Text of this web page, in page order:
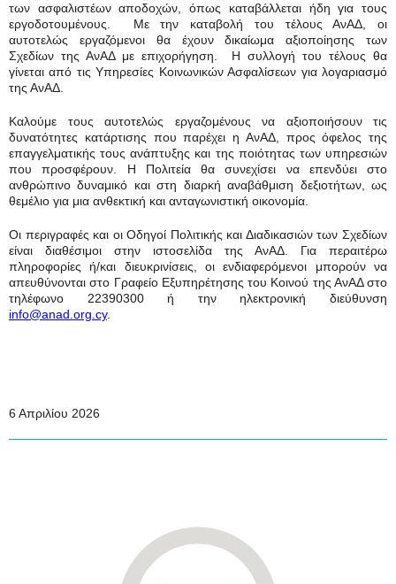
των ασφαλιστέων αποδοχών, όπως καταβάλλεται ήδη για τους
εργοδοτουμένους. Με την καταβολή του τέλους ΑνΑΔ, οι
αυτοτελώς εργαζόμενοι θα έχουν δικαίωμα αξιοποίησης των
Σχεδίων της ΑνΑΔ με επιχορήγηση. Η συλλογή του τέλους θα
γίνεται από τις Υπηρεσίες Κοινωνικών Ασφαλίσεων για λογαριασμό
της ΑνΑΔ.
Καλούμε τους αυτοτελώς εργαζομένους να αξιοποιήσουν τις
δυνατότητες κατάρτισης που παρέχει η ΑνΑΔ, προς όφελος της
επαγγελματικής τους ανάπτυξης και της ποιότητας των υπηρεσιών
που προσφέρουν. Η Πολιτεία θα συνεχίσει να επενδύει στο
ανθρώπινο δυναμικό και στη διαρκή αναβάθμιση δεξιοτήτων, ως
θεμέλιο για μια ανθεκτική και ανταγωνιστική οικονομία.
Οι περιγραφές και οι Οδηγοί Πολιτικής και Διαδικασιών των Σχεδίων
είναι διαθέσιμοι στην ιστοσελίδα της ΑνΑΔ. Για περαιτέρω
πληροφορίες ή/και διευκρινίσεις, οι ενδιαφερόμενοι μπορούν να
απευθύνονται στο Γραφείο Εξυπηρέτησης του Κοινού της ΑνΑΔ στο
τηλέφωνο 22390300 ή την ηλεκτρονική διεύθυνση
info@anad org cy.
6 Απριλίου 2026